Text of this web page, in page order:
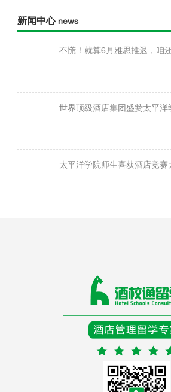
新闻中心news
不慌！就算6月雅思推迟，咱
世界顶级酒店集团盛赞太平洋
太平洋学院师生喜获酒店竞赛